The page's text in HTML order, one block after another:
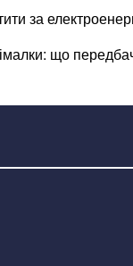
за
що